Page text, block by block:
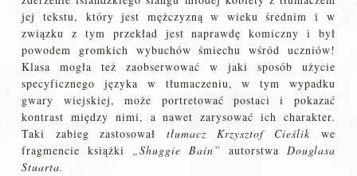
jej tekstu, który jest mężczyzną w wieku średnim i w
związku z tym przekład jest naprawdę komiczny i był
powodem gromkich wybuchów śmiechu wśród uczniów!
Klasa mogła też zaobserwować w jaki sposób użycie
specyficznego języka w tłumaczeniu, w tym wypadku
gwary wiejskiej, może portretować postaci i pokazać
kontrast między nimi, a nawet zarysować ich charakter.
Taki zabieg zastosował tłumacz Krzysztof Cieślik we
fragmencie książki „Shuggie Bain” autorstwa Douglasa
Stuarta.